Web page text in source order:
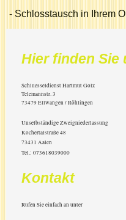
- Schlosstausch in Ihrem
Hier finden Sie
Schluesseldienst Hartmut Golz
Telemannstr.3
73479Ellwangen / Röhlingen
Unselbständige Zweigniederlassung
Kochertalstraße 48
73431 Aalen
Tel.: 073618039000
Kontakt
Rufen Sie einfach an unter